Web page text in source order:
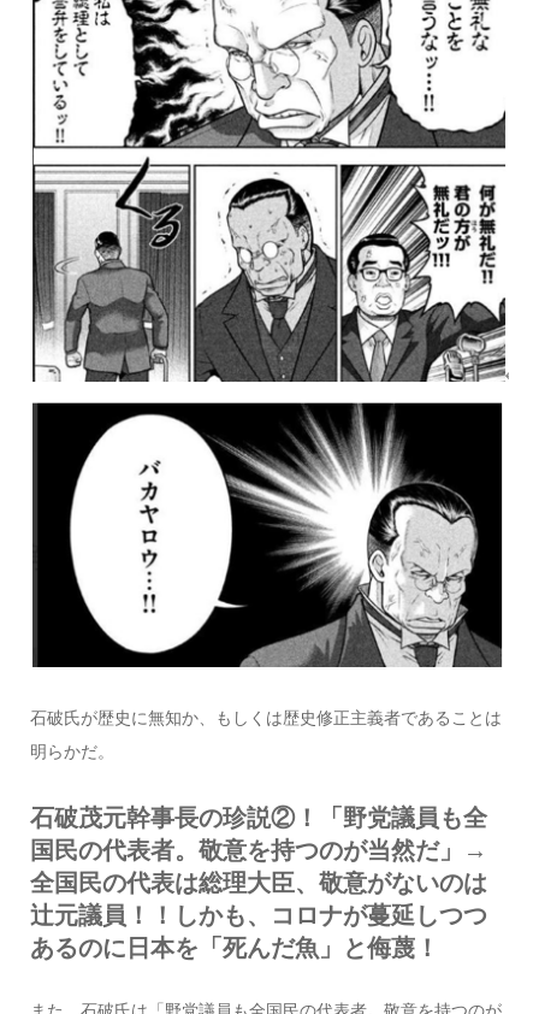
石破氏が歴史に無知か、もしくは歴史修正主義者であることは
明らかだ。
石破茂元幹事長の珍説②！「野党議員も全
国民の代表者。敬意を持つのが当然だ」→
全国民の代表は総理大臣、敬意がないのは
辻元議員！！しかも、コロナが蔓延しつつ
あるのに日本を「死んだ魚」と侮蔑！